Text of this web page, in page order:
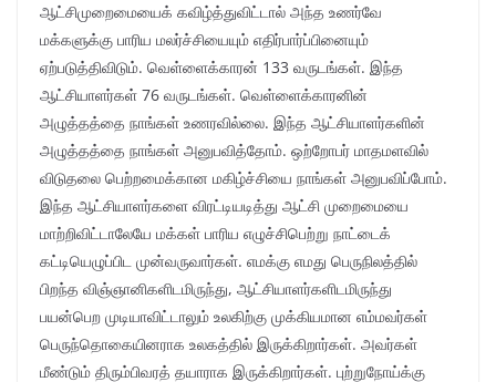
ஆட்சிமுறைமையைக் கவிழ்த்துவிட்டால் அந்த உணர்வே
மக்களுக்கு பாரிய மலர்ச்சியையும் எதிர்பார்ப்பினையும்
ஏற்படுத்திவிடும். வெள்ளைக்காரன் 133 வருடங்கள். இந்த
ஆட்சியாளர்கள் 76 வருடங்கள். வெள்ளைக்காரனின்
அழுத்தத்தை நாங்கள் உணரவில்லை. இந்த ஆட்சியாளர்களின்
அழுத்தத்தை நாங்கள் அனுபவித்தோம். ஒற்றோபர் மாதமளவில்
விடுதலை பெற்றமைக்கான மகிழ்ச்சியை நாங்கள் அனுபவிப்போம்.
இந்த ஆட்சியாளர்களை விரட்டியடித்து ஆட்சி முறைமையை
மாற்றிவிட்டாலேயே மக்கள் பாரிய எழுச்சிபெற்று நாட்டைக்
கட்டியெழுப்பிட முன்வருவார்கள். எமக்கு எமது பெருநிலத்தில்
பிறந்த விஞ்ஞானிகளிடமிருந்து, ஆட்சியாளர்களிடமிருந்து
பயன்பெற முடியாவிட்டாலும் உலகிற்கு முக்கியமான எம்மவர்கள்
பெருந்தொகையினராக உலகத்தில் இருக்கிறார்கள். அவர்கள்
மீண்டும் திரும்பிவரத் தயாராக இருக்கிறார்கள். புற்றுநோய்க்கு